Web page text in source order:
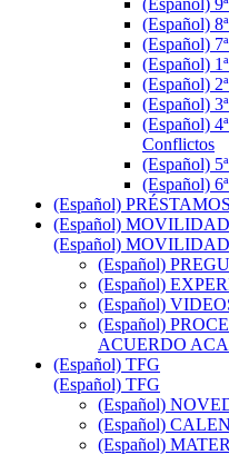
(Español)
(Español)
(Español)
(Español)
(Español)
(Español)
Conflictos
(Español)
(Español)
(Español) PRÉSTAMOS
(Español) MOVILIDAD
(Español) MOVILIDAD
(Español)
(Español)
(Español)
(Español)
ACUERDO
(Español) TFG
(Español) TFG
(Español)
(Español)
(Español)